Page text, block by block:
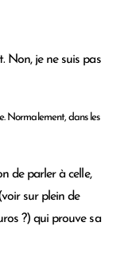
Non, je ne suis pas
Normalement, dans les
de parler à celle,
sur plein de
?) qui prouve sa